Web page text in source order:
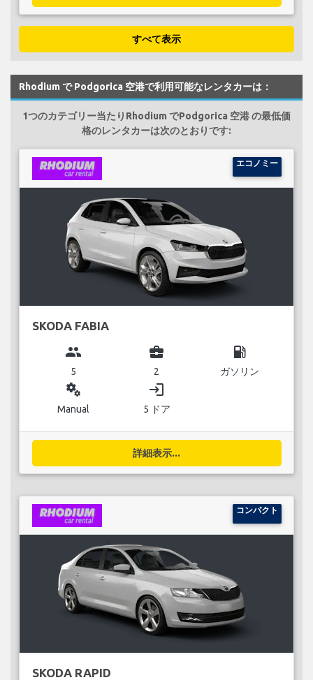
すべて表示
Rhodium で Podgorica 空港で利用可能なレンタカーは：
1つのカテゴリー当たりRhodium でPodgorica 空港 の最低価
格のレンタカーは次のとおりです:
エコノミー
SKODA FABIA
group
5
business_center
2
local_gas_station
ガソリン
miscellaneous_services
Manual
login
5 ドア
詳細表示...
コンパクト
SKODA RAPID